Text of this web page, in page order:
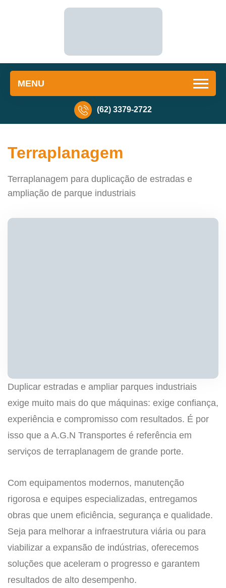
MENU
(62) 3379-2722
Terraplanagem
Terraplanagem para duplicação de estradas e
ampliação de parque industriais
Duplicar estradas e ampliar parques industriais
exige muito mais do que máquinas: exige confiança,
experiência e compromisso com resultados. É por
isso que a A.G.N Transportes é referência em
serviços de terraplanagem de grande porte.
Com equipamentos modernos, manutenção
rigorosa e equipes especializadas, entregamos
obras que unem eficiência, segurança e qualidade.
Seja para melhorar a infraestrutura viária ou para
viabilizar a expansão de indústrias, oferecemos
soluções que aceleram o progresso e garantem
resultados de alto desempenho.